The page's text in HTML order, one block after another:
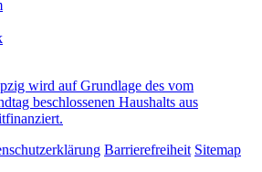
wird auf Grundlage des vom
beschlossenen Haushalts aus
Barrierefreiheit Sitemap